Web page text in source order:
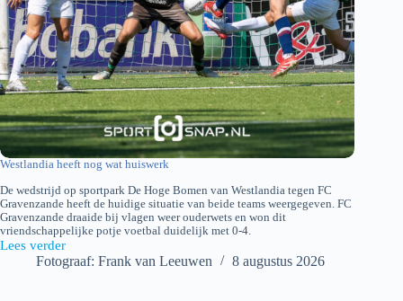
Westlandia heeft nog wat huiswerk
De wedstrijd op sportpark De Hoge Bomen van Westlandia tegen FC
Gravenzande heeft de huidige situatie van beide teams weergegeven. FC
Gravenzande draaide bij vlagen weer ouderwets en won dit
vriendschappelijke potje voetbal duidelijk met 0-4.
Lees verder
Westlandia
Fotograaf: Frank van Leeuwen 8 augustus 2026